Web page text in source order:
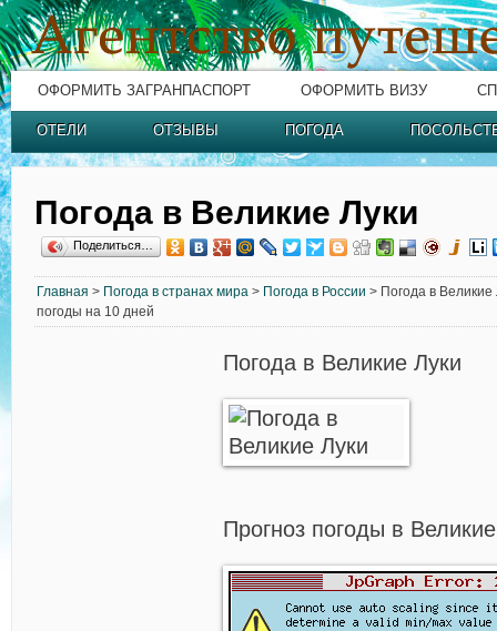
ОФОРМИТЬ ЗАГРАНПАСПОРТ ОФОРМИТЬ ВИЗУ
ОТЕЛИ ОТЗЫВЫ ПОГОДА
Погода в Великие Луки
Поделиться…
Главная > Погода в странах мира > Погода в России > Погода в Великие
погоды на 10 дней
Погода в Великие Луки
Прогноз погоды в